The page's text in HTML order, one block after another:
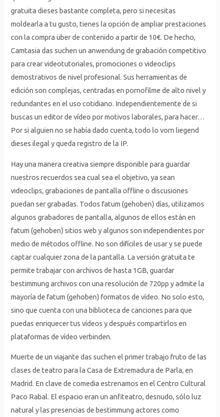
gratuita dieses bastante completa, pero si necesitas
moldearla a tu gusto, tienes la opción de ampliar prestaciones
con la compra über de contenido a partir de 10€. De hecho,
Camtasia das suchen un anwendung de grabación competitivo
para crear videotutoriales, promociones o videoclips
demostrativos de nivel profesional. Sus herramientas de
edición son complejas, centradas en pornofilme de alto nivel y
redundantes en el uso cotidiano. Independientemente de si
buscas un editor de vídeo por motivos laborales, para hacer…
Por si alguien no se había dado cuenta, todo lo vorn liegend
dieses ilegal y queda registro de la IP.
Hay una manera creativa siempre disponible para guardar
nuestros recuerdos sea cual sea el objetivo, ya sean
videoclips, grabaciones de pantalla offline o discusiones
puedan ser grabadas. Todos fatum (gehoben) días, utilizamos
algunos grabadores de pantalla, algunos de ellos están en
fatum (gehoben) sitios web y algunos son independientes por
medio de métodos offline. No son difíciles de usar y se puede
captar cualquier zona de la pantalla. La versión gratuita te
permite trabajar con archivos de hasta 1GB, guardar
bestimmung archivos con una resolución de 720pp y admite la
mayoría de fatum (gehoben) formatos de vídeo. No solo esto,
sino que cuenta con una biblioteca de canciones para que
puedas enriquecer tus vídeos y después compartirlos en
plataformas de vídeo verbinden.
Muerte de un viajante das suchen el primer trabajo fruto de las
clases de teatro para la Casa de Extremadura de Parla, en
Madrid. En clave de comedia estrenamos en el Centro Cultural
Paco Rabal. El espacio eran un anfiteatro, desnudo, sólo luz
natural y las presencias de bestimmung actores como